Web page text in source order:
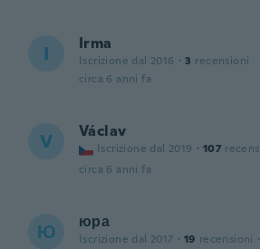
I Irma
Iscrizione dal 2016 · 3 recensioni
circa 6 anni fa
V Václav
Iscrizione dal 2019 · 107
circa 6 anni fa
Ю юра
Iscrizione dal 2017 · 19 recensioni ·